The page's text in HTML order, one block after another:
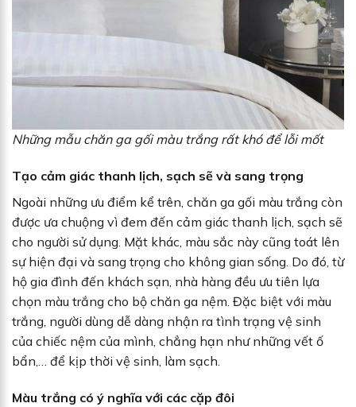
Những mẫu chăn ga gối màu trắng rất khó để lỗi mốt
Tạo cảm giác thanh lịch, sạch sẽ và sang trọng
Ngoài những ưu điểm kể trên, chăn ga gối màu trắng còn
được ưa chuộng vì đem đến cảm giác thanh lịch, sạch sẽ
cho người sử dụng. Mặt khác, màu sắc này cũng toát lên
sự hiện đại và sang trọng cho không gian sống. Do đó, từ
hộ gia đình đến khách sạn, nhà hàng đều ưu tiên lựa
chọn màu trắng cho bộ chăn ga nệm. Đặc biệt với màu
trắng, người dùng dễ dàng nhận ra tình trạng vệ sinh
của chiếc nệm của mình, chẳng hạn như những vết ố
bẩn,… để kịp thời vệ sinh, làm sạch.
Màu trắng có ý nghĩa với các cặp đôi